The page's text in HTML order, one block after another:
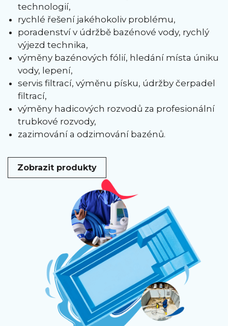
technologií,
rychlé řešení jakéhokoliv problému,
poradenství v údržbě bazénové vody, rychlý
výjezd technika,
výměny bazénových fólií, hledání místa úniku
vody, lepení,
servis filtrací, výměnu písku, údržby čerpadel
filtrací,
výměny hadicových rozvodů za profesionální
trubkové rozvody,
zazimování a odzimování bazénů.
Zobrazit produkty